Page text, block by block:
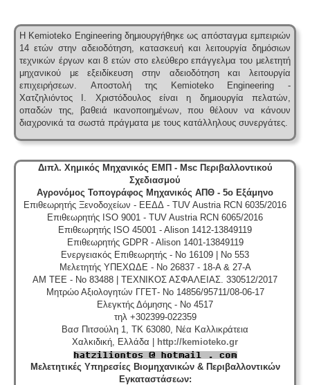
Η Kemioteko Engineering δημιουργήθηκε ως απόσταγμα εμπειριών
14 ετών στην αδειοδότηση, κατασκευή και λειτουργία δημόσιων
τεχνικών έργων και 8 ετών στο ελεύθερο επάγγελμα του μελετητή
μηχανικού με εξειδίκευση στην αδειοδότηση και λειτουργία
επιχειρήσεων. Αποστολή της Kemioteko Engineering -
Χατζηλιόντος Ι. Χριστόδουλος είναι η δημιουργία πελατών,
οπαδών της, βαθειά ικανοποιημένων, που θέλουν να κάνουν
διαχρονικά τα σωστά πράγματα με τους κατάλληλους συνεργάτες.
Διπλ. Χημικός Μηχανικός ΕΜΠ - Msc Περιβαλλοντικού
Σχεδιασμού
Αγρονόμος Τοπογράφος Μηχανικός ΑΠΘ - 5ο Εξάμηνο
Επιθεωρητής Ξενοδοχείων - ΕΕΔΔ - TUV Austria RCN 6035/2016
Επιθεωρητής ISO 9001 - TUV Austria RCN 6065/2016
Επιθεωρητής ISO 45001 - Alison 1412-13849119
Επιθεωρητής GDPR - Alison 1401-13849119
Ενεργειακός Επιθεωρητής - No 16109 | No 553
Μελετητής ΥΠΕΧΩΔΕ - No 26837 - 18-A & 27-A
ΑΜ ΤΕΕ - No 83488 | ΤΕΧΝΙΚΟΣ ΑΣΦΑΛΕΙΑΣ. 330512/2017
Μητρώο Αξιολογητών ΓΓΕΤ- No 14856/95711/08-06-17
Ελεγκτής Δόμησης - No 4517
τηλ +302399-022359
Βασ Πιτσούλη 1, TK 63080, Νέα Καλλικράτεια
Χαλκιδική, Ελλάδα |
http://kemioteko.gr
Μελετητικές Υπηρεσίες Βιομηχανικών & Περιβαλλοντικών
Εγκαταστάσεων: